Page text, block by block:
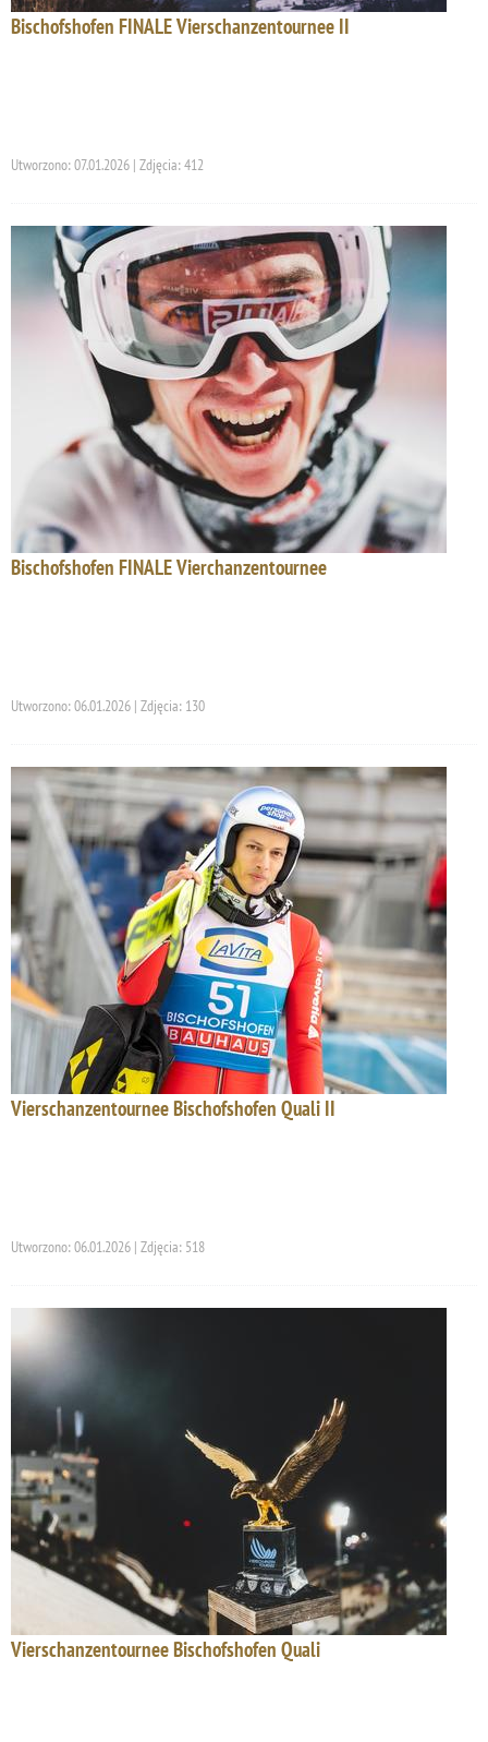
Bischofshofen FINALE Vierschanzentournee II
Utworzono: 07.01.2026 | Zdjęcia: 412
Bischofshofen FINALE Vierchanzentournee
Utworzono: 06.01.2026 | Zdjęcia: 130
Vierschanzentournee Bischofshofen Quali II
Utworzono: 06.01.2026 | Zdjęcia: 518
Vierschanzentournee Bischofshofen Quali